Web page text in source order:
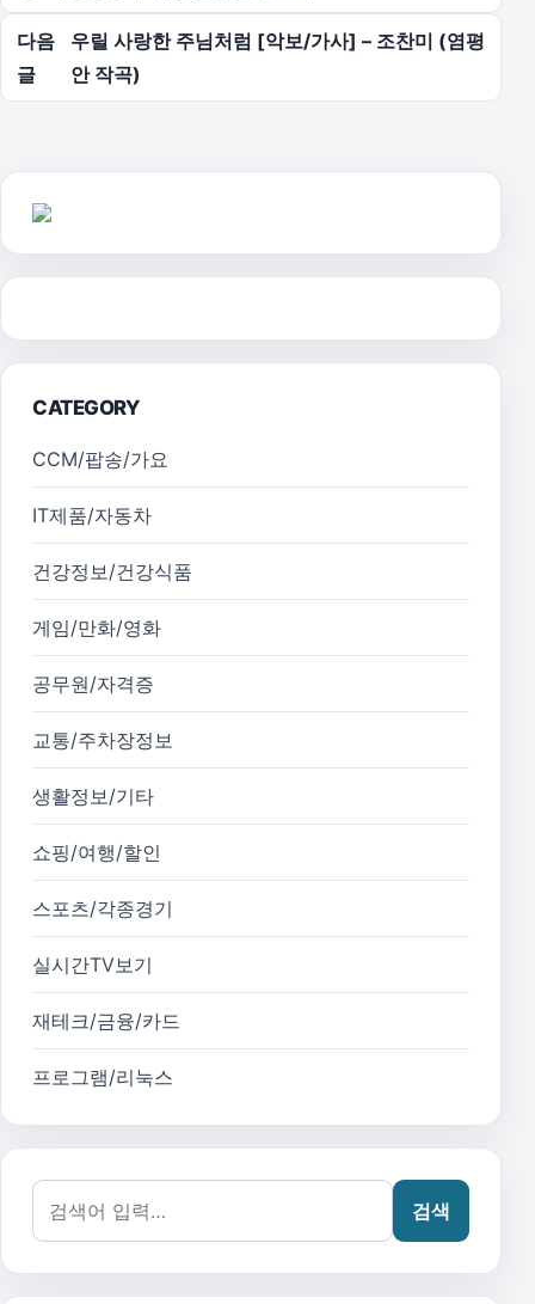
다음
글
우릴 사랑한 주님처럼 [악보/가사] – 조찬미 (염평
안 작곡)
CATEGORY
CCM/팝송/가요
IT제품/자동차
건강정보/건강식품
게임/만화/영화
공무원/자격증
교통/주차장정보
생활정보/기타
쇼핑/여행/할인
스포츠/각종경기
실시간TV보기
재테크/금융/카드
프로그램/리눅스
검색어:
검색